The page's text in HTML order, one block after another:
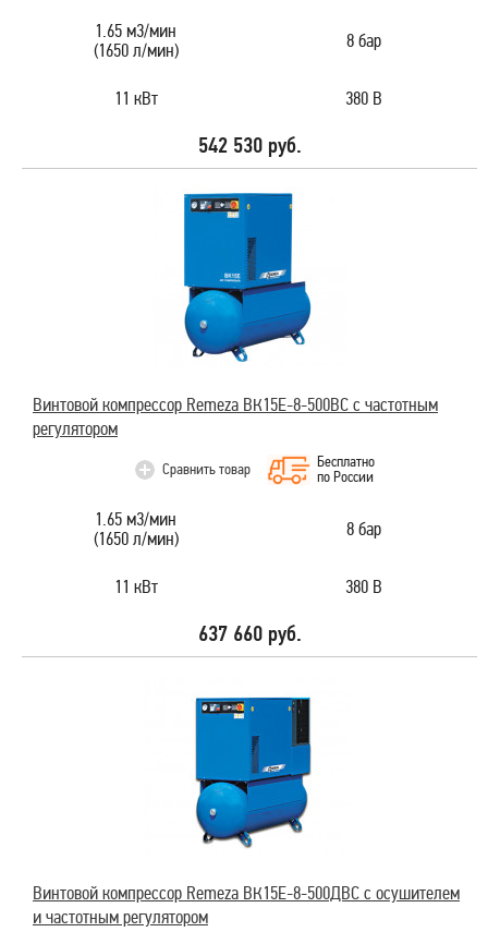
1.65 м3/мин
(1650 л/мин)
8 бар
11 кВт 380 В
542 530 руб.
Винтовой компрессор Remeza ВК15E-8-500ВС с частотным
регулятором
Сравнить товар
Бесплатно
по России
1.65 м3/мин
(1650 л/мин)
8 бар
11 кВт 380 В
637 660 руб.
Винтовой компрессор Remeza ВК15E-8-500ДВС с осушителем
и частотным регулятором